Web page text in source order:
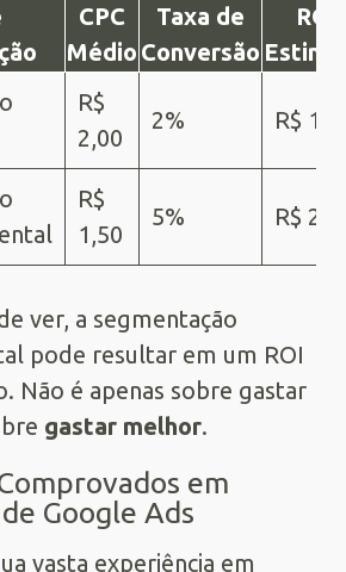
CPC
Médio
Taxa de
Conversão
ROI
R$
2,00
2% R$ 100
R$
1,50
5% R$ 200
ver, a segmentação
pode resultar em um ROI
Não é apenas sobre gastar
gastar melhor.
em
Google Ads
vasta experiência em